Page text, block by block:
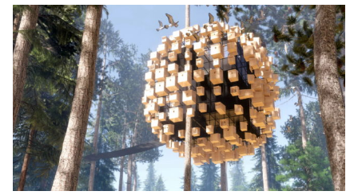
3.
ÉVADÁNAK
PAZAR
HELYSZÍNEI
THAIFÖLDÖN